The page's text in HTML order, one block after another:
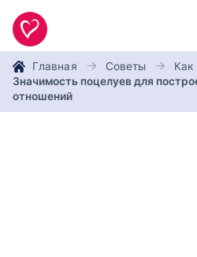
Главная Советы
Как
Значимость поцелуев для
отношений